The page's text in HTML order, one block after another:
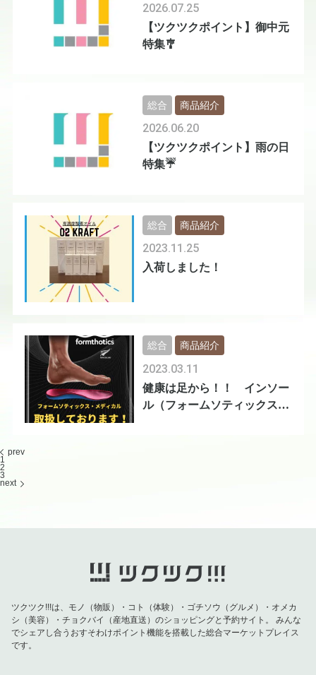
【ツクツクポイント】御中元
特集🎐
2026.07.25
【ツクツクポイント】雨の日
特集☔
2026.06.20
総合 商品紹介
入荷しました！
2023.11.25
総合 商品紹介
健康は足から！！ インソー
ル（フォームソティックス・
2023.03.11
総合 商品紹介
prev
1
2
3
next
ツクツク!!!は、モノ（物販）・コト（体験）・ゴチソウ（グルメ）・オメカ
シ（美容）・チョクバイ（産地直送）のショッピングと予約サイト。
みんな
でシェアし合うおすそわけポイント機能を搭載した総合マーケットプレイス
です。